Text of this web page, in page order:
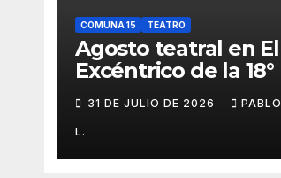
COMUNA 15 TEATRO
Agosto teatral en El
Excéntrico de la 18°
31 DE JULIO DE 2026 PABLO
L.